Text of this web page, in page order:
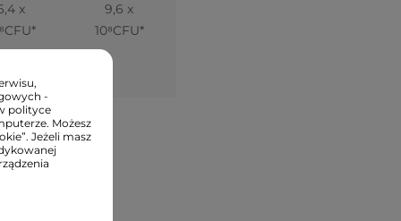
x
9,6 x
10⁸CFU*
-
polityce
Możesz
Jeżeli masz